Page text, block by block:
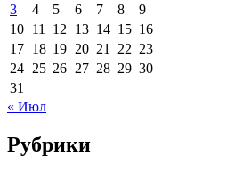
3
4 5 6 7 8
9
10 11 12 13 14 15 16
17 18 19 20 21 22 23
24 25 26 27 28 29 30
31
« Июл
Рубрики